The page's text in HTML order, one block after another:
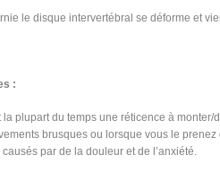
le disque intervertébral se déforme et
:
plupart du temps une réticence à monter/
brusques ou lorsque vous le
par de la douleur et de l’anxiété.